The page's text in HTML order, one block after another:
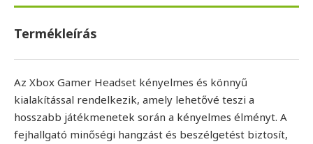
Termékleírás
Az Xbox Gamer Headset kényelmes és könnyű
kialakítással rendelkezik, amely lehetővé teszi a
hosszabb játékmenetek során a kényelmes élményt. A
fejhallgató minőségi hangzást és beszélgetést biztosít,